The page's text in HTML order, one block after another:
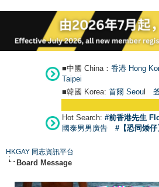
■中國 China： 香港 Hong
Taipei
■韓國 Korea: 首爾 Seoul
Hot Search: #前香港先生
國泰男男廣告
#【恐同矮
HKGAY 同志資訊平台
Board Message